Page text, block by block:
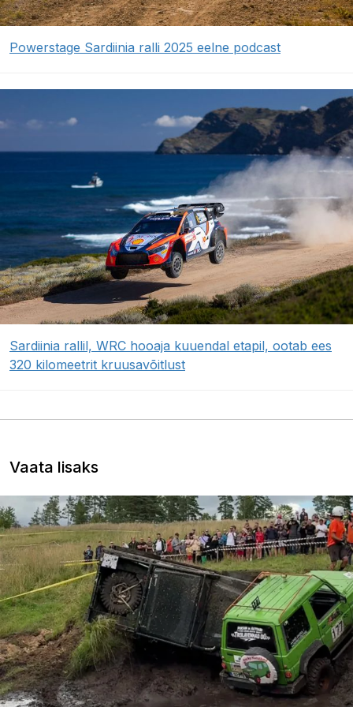
Powerstage Sardiinia ralli 2025 eelne podcast
Sardiinia rallil, WRC hooaja kuuendal etapil, ootab ees
320 kilomeetrit kruusavõitlust
Vaata lisaks